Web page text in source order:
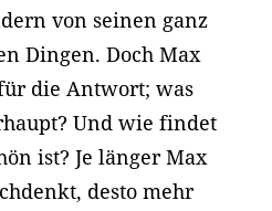
von seinen ganz
Dingen. Doch Max
die Antwort; was
Und wie findet
ist? Je länger Max
desto mehr